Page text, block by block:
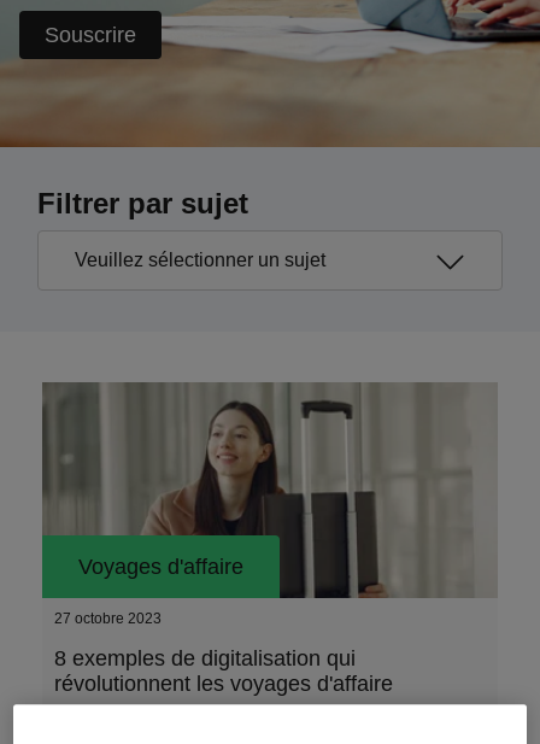
Souscrire
Filtrer par sujet
Voyages d'affaire
27 octobre 2023
8 exemples de digitalisation qui
révolutionnent les voyages d'affaire